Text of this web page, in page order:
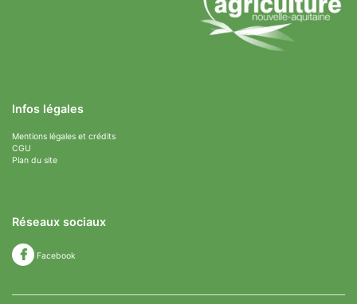
Infos légales
Mentions légales et crédits
CGU
Plan du site
Réseaux sociaux
Facebook